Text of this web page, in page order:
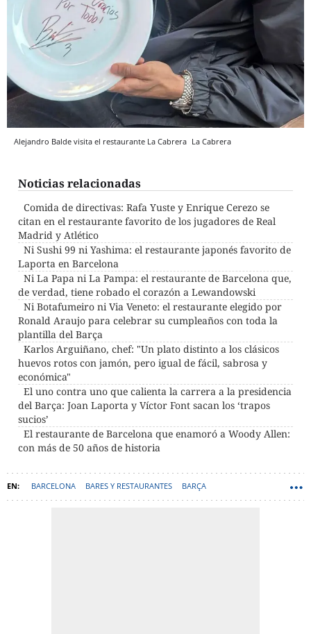
Alejandro Balde visita el restaurante La Cabrera La Cabrera
Noticias relacionadas
Comida de directivas: Rafa Yuste y Enrique Cerezo se
citan en el restaurante favorito de los jugadores de Real
Madrid y Atlético
Ni Sushi 99 ni Yashima: el restaurante japonés favorito de
Laporta en Barcelona
Ni La Papa ni La Pampa: el restaurante de Barcelona que,
de verdad, tiene robado el corazón a Lewandowski
Ni Botafumeiro ni Via Veneto: el restaurante elegido por
Ronald Araujo para celebrar su cumpleaños con toda la
plantilla del Barça
Karlos Arguiñano, chef: "Un plato distinto a los clásicos
huevos rotos con jamón, pero igual de fácil, sabrosa y
económica"
El uno contra uno que calienta la carrera a la presidencia
del Barça: Joan Laporta y Víctor Font sacan los ‘trapos
sucios’
El restaurante de Barcelona que enamoró a Woody Allen:
con más de 50 años de historia
BARCELONA BARES Y RESTAURANTES BARÇA